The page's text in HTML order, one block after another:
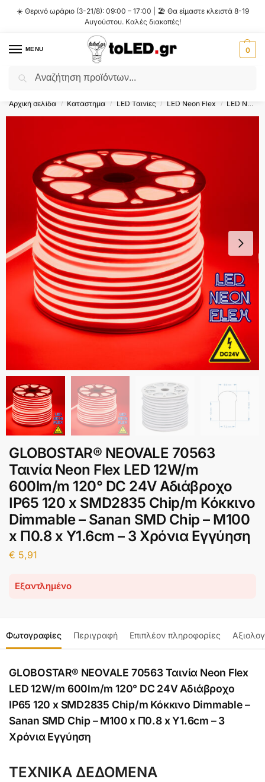
☀️ Θερινό ωράριο (3-21/8): 09:00 – 17:00 | 🏖️ Θα είμαστε κλειστά 8-19
Αυγούστου. Καλές διακοπές!
MENU 0
Flash Sale ⚡ 10% Έκπτωση με τον κωδικό
Αρχική σελίδα / Κατάστημα / LED Ταινίες / LED Neon Flex / LED Neon Flex 12V-24V-48V
GLOBOSTAR® NEOVALE 70563
Ταινία Neon Flex LED 12W/m
600lm/m 120° DC 24V Αδιάβροχο
IP65 120 x SMD2835 Chip/m Κόκκινο
Dimmable – Sanan SMD Chip – Μ100
x Π0.8 x Υ1.6cm – 3 Χρόνια Εγγύηση
€ 5,91
Εξαντλημένο
Φωτογραφίες Περιγραφή Επιπλέον πληροφορίες
GLOBOSTAR® NEOVALE 70563 Ταινία Neon Flex
LED 12W/m 600lm/m 120° DC 24V Αδιάβροχο
IP65 120 x SMD2835 Chip/m Κόκκινο Dimmable –
Sanan SMD Chip – Μ100 x Π0.8 x Υ1.6cm – 3
Χρόνια Εγγύηση
ΤΕΧΝΙΚΑ ΔΕΔΟΜΕΝΑ